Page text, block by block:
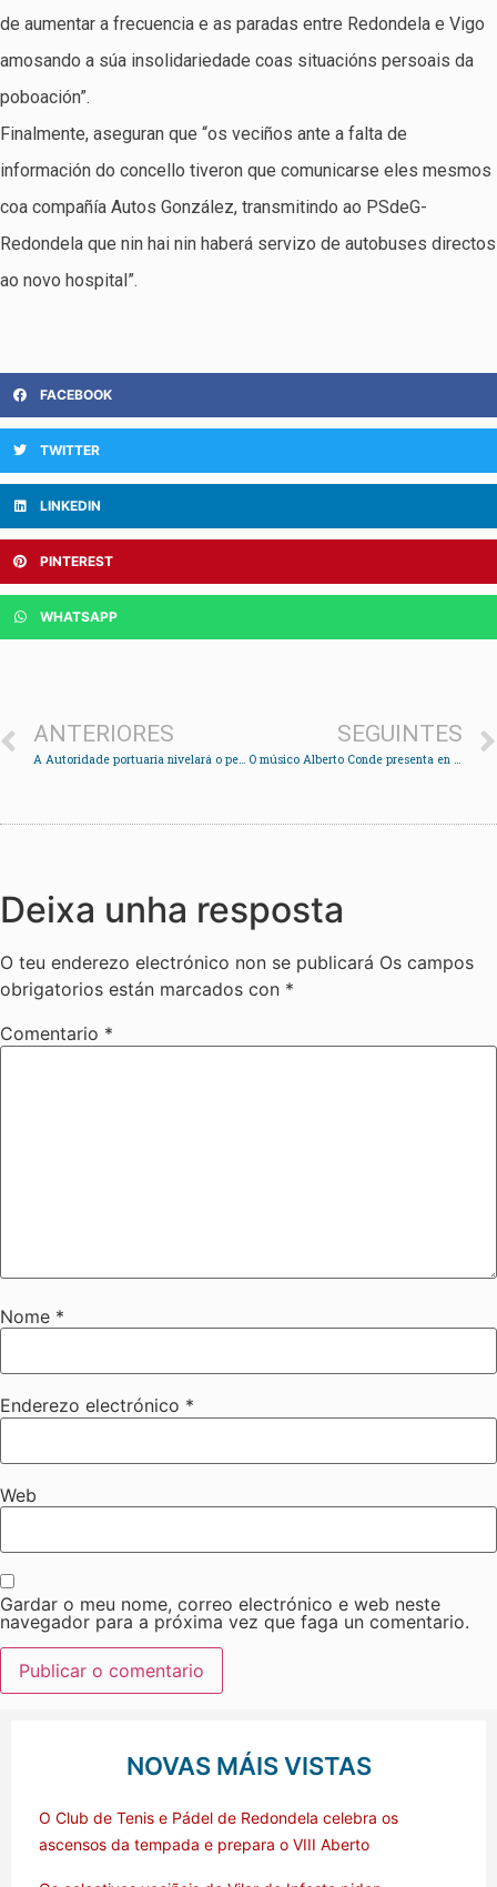
de aumentar a frecuencia e as paradas entre Redondela e Vigo
amosando a súa insolidariedade coas situacións persoais da
poboación”.
Finalmente, aseguran que “os veciños ante a falta de
información do concello tiveron que comunicarse eles mesmos
coa compañía Autos González, transmitindo ao PSdeG-
Redondela que nin hai nin haberá servizo de autobuses directos
ao novo hospital”.
FACEBOOK
TWITTER
LINKEDIN
PINTEREST
WHATSAPP
ANTERIORES
A Autoridade portuaria nivelará o peirao de Chapela
SEGUINTES
O músico Alberto Conde presenta en Redondela Human Evolution
Deixa unha resposta
O teu enderezo electrónico non se publicará Os campos
obrigatorios están marcados con *
Comentario *
Nome *
Enderezo electrónico *
Web
Gardar o meu nome, correo electrónico e web neste
navegador para a próxima vez que faga un comentario.
NOVAS MÁIS VISTAS
O Club de Tenis e Pádel de Redondela celebra os
ascensos da tempada e prepara o VIII Aberto